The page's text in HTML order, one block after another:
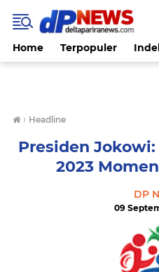
Home Terpopuler
› Headline
Presiden
2023
DP
09